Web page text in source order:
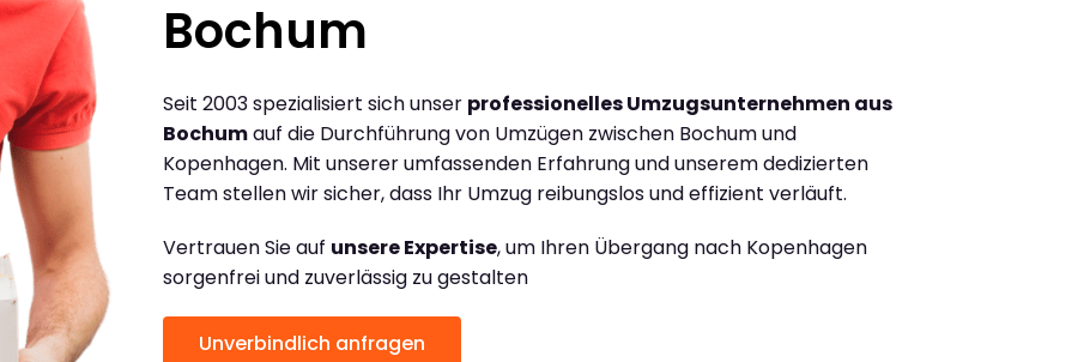
Bochum
Seit 2003 spezialisiert sich unser professionelles Umzugsunternehmen aus
Bochumauf die Durchführung von Umzügen zwischen Bochum und
Kopenhagen. Mit unserer umfassenden Erfahrung und unserem dedizierten
Team stellen wir sicher, dass Ihr Umzug reibungslos und effizient verläuft.
Vertrauen Sie auf unsere Expertise, um Ihren Übergang nach Kopenhagen
sorgenfrei und zuverlässig zu gestalten
Unverbindlich anfragen